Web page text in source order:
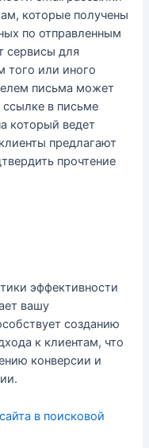
которые получены
по отправленным
сервисы для
того или иного
письма может
в письме
который ведет
предлагают
прочтение
эффективности
вашу
созданию
к клиентам, что
конверсии и
в поисковой